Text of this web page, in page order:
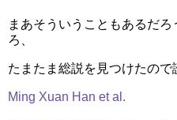
まあそういうこともあるだ
ろ、
たまたま総説を見つけたので
Ming Xuan Han et al.